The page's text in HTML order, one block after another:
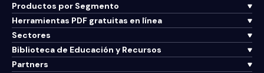
Productos por Segmento
Herramientas PDF gratuitas en línea
Sectores
Biblioteca de Educación y Recursos
Partners